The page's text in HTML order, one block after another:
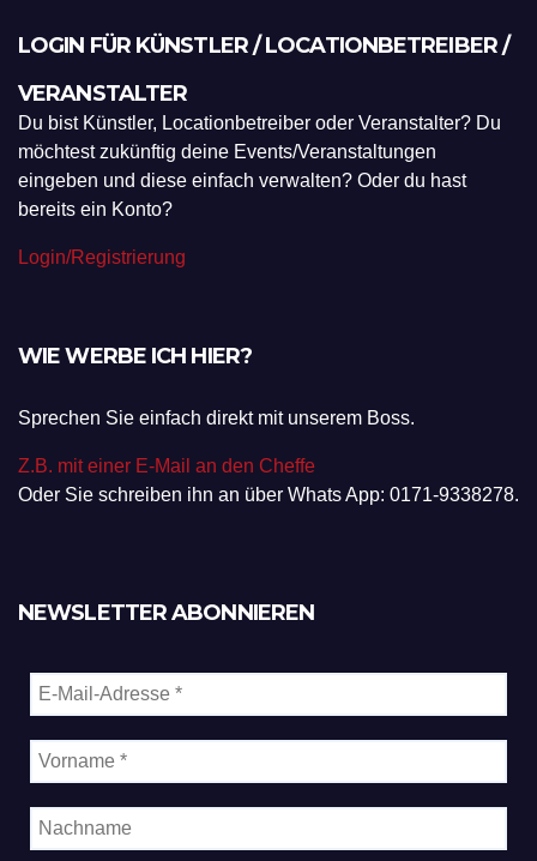
LOGIN FÜR KÜNSTLER / LOCATIONBETREIBER /
VERANSTALTER
Du bist Künstler, Locationbetreiber oder Veranstalter? Du
möchtest zukünftig deine Events/Veranstaltungen
eingeben und diese einfach verwalten? Oder du hast
bereits ein Konto?
Login/Registrierung
WIE WERBE ICH HIER?
Sprechen Sie einfach direkt mit unserem Boss.
Z.B. mit einer E-Mail an den Cheffe
Oder Sie schreiben ihn an über Whats App: 0171-9338278.
NEWSLETTER ABONNIEREN